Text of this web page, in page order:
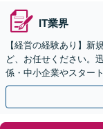
IT業界
【経営の経験あり】新
ど、お任せください。
係・中小企業やスター
ット・顧問契約いずれ